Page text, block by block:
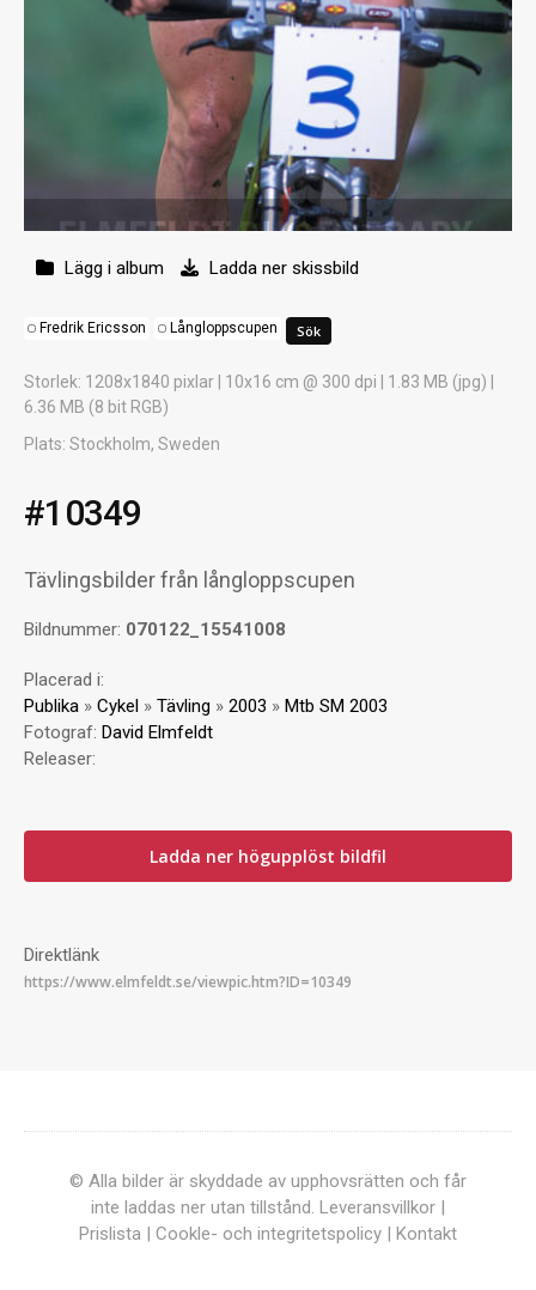
Lägg i album Ladda ner skissbild
Fredrik Ericsson Långloppscupen
Storlek: 1208x1840 pixlar | 10x16 cm @ 300 dpi | 1.83 MB (jpg) |
6.36 MB (8 bit RGB)
Plats: Stockholm, Sweden
#10349
Tävlingsbilder från långloppscupen
Bildnummer: 070122_15541008
Placerad i:
Publika » Cykel » Tävling » 2003 » Mtb SM 2003
Fotograf: David Elmfeldt
Releaser:
Ladda ner högupplöst bildfil
Direktlänk
© Alla bilder är skyddade av upphovsrätten och får
inte laddas ner utan tillstånd. Leveransvillkor |
Prislista | Cookle- och integritetspolicy | Kontakt